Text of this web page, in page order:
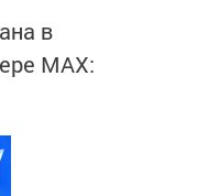
в
MАХ: